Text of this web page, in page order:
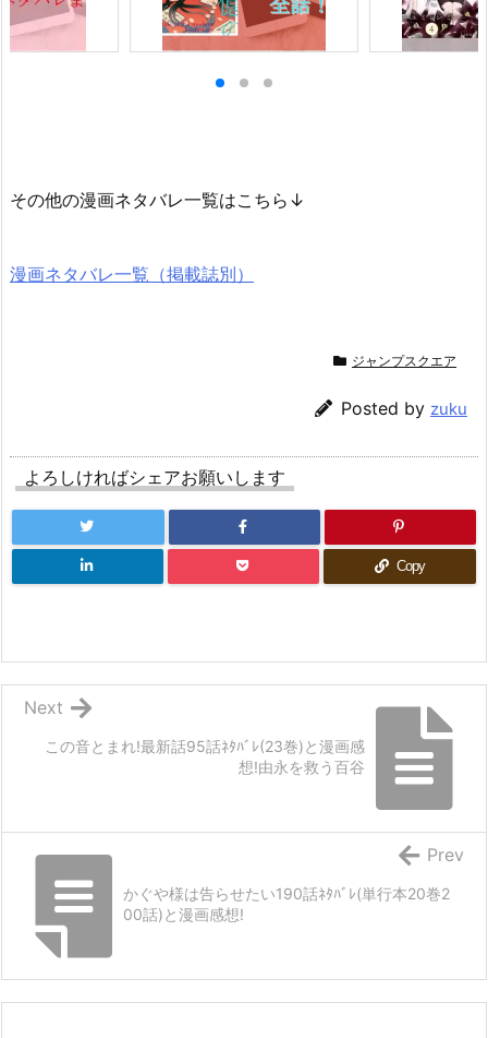
その他の漫画ネタバレ一覧はこちら↓
漫画ネタバレ一覧（掲載誌別）
ジャンプスクエア
Posted by zuku
よろしければシェアお願いします
Copy
この音とまれ!最新話95話ﾈﾀﾊﾞﾚ(23巻)と漫画感
想!由永を救う百谷
Next
かぐや様は告らせたい190話ﾈﾀﾊﾞﾚ(単行本20巻2
00話)と漫画感想!
Prev